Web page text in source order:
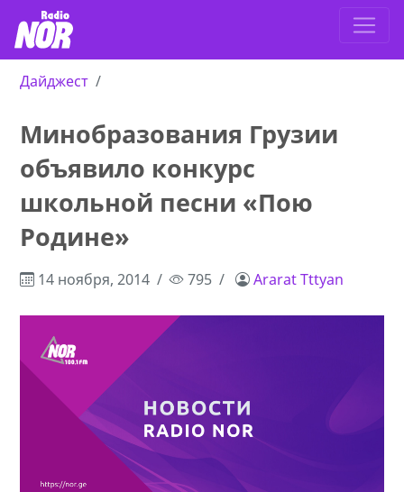
Дайджест
Минобразования Грузии
объявило конкурс
школьной песни «Пою
Родине»
14 ноября, 2014 795 Ararat Tttyan